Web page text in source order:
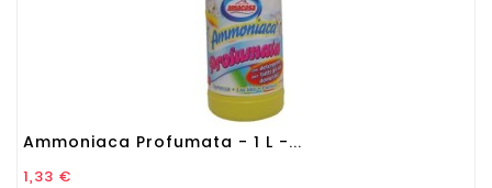
Ammoniaca Profumata - 1 L -...
Prezzo
1,33 €